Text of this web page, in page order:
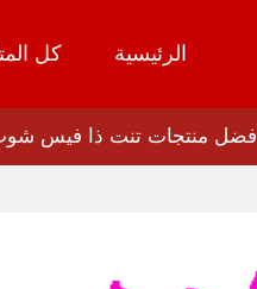
تخطي
المحتوى
الرئيسية كل
افضل منتجات تنت ذا فيس شوب